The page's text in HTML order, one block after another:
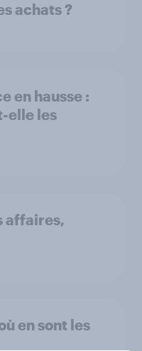
achats ?
en hausse :
elle les
affaires,
en sont les